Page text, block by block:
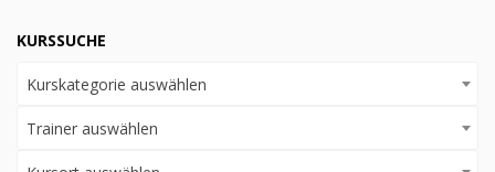
KURSSUCHE
Kurskategorie auswählen
Trainer auswählen